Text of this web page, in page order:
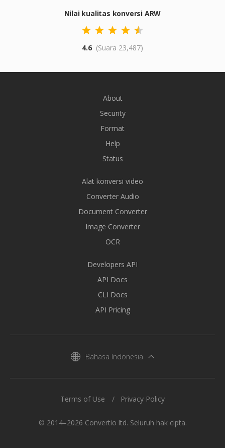
Nilai kualitas konversi ARW
4.6 (Suara 23,487)
About
Security
Format
Help
Status
Alat konversi video
Converter Audio
Document Converter
Image Converter
OCR
Developers API
API Docs
CLI Docs
API Pricing
Bahasa Indonesia
© 2014–2026 Convertio ltd. Seluruh hak cipta.
Terms of Use Privacy Policy